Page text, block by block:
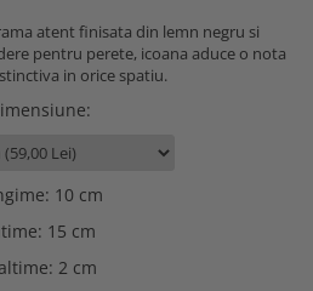
atent finisata din lemn negru si
pentru perete, icoana aduce o nota
in orice spatiu.
:
: 10 cm
: 15 cm
: 2 cm